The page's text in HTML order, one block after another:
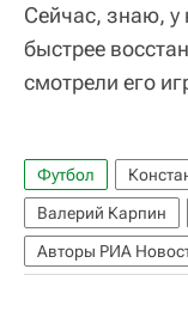
Сейчас, знаю,
быстрее
смотрели его
Футбол
Валерий Карпин
Авторы РИА